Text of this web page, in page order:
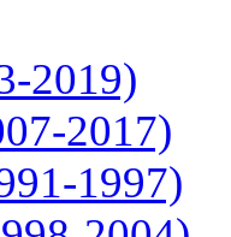
2019)
2017)
1997)